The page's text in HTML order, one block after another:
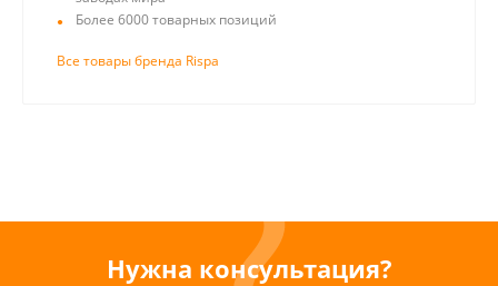
Более 6000 товарных позиций
Все товары бренда Rispa
Нужна консультация?